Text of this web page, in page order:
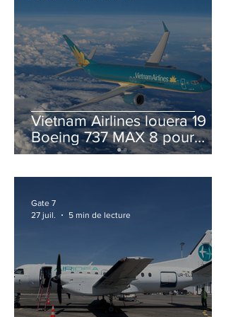
Vietnam Airlines louera 19
Boeing 737 MAX 8 pour
accélérer la modernisation
Gate 7
27 juil.
5 min de lecture